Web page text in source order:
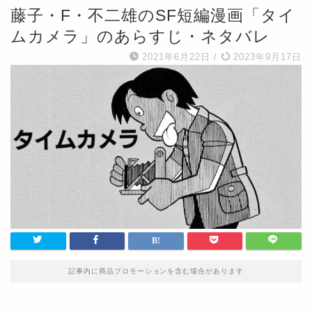
藤子・F・不二雄のSF短編漫画「タイ
ムカメラ」のあらすじ・ネタバレ
2021年6月22日 / 2023年9月17日
記事内に商品プロモーションを含む場合があります